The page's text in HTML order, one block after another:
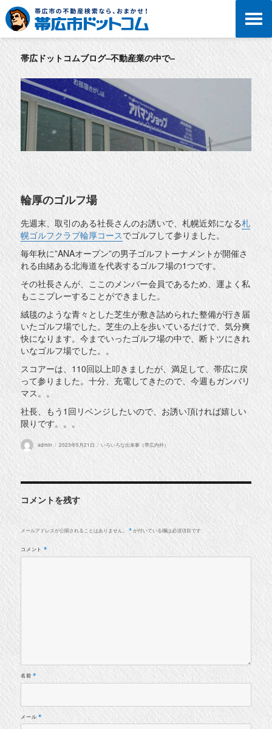
帯広ドットコムブログ–不動産業の中で–
輪厚のゴルフ場
先週末、取引のある社長さんのお誘いで、札幌近郊になる札
幌ゴルフクラブ輪厚コースでゴルフして参りました。
毎年秋に”ANAオープン”の男子ゴルフトーナメントが開催さ
れる由緒ある北海道を代表するゴルフ場の1つです。
その社長さんが、ここのメンバー会員であるため、運よく私
もここプレーすることができました。
絨毯のような青々とした芝生が敷き詰められた整備が行き届
いたゴルフ場でした。芝生の上を歩いているだけで、気分爽
快になります。今までいったゴルフ場の中で、断トツにきれ
いなゴルフ場でした。。
スコアーは、110回以上叩きましたが、満足して、帯広に戻
って参りました。十分、充電してきたので、今週もガンバリ
マス。。
社長、もう1回リベンジしたいので、お誘い頂ければ嬉しい
限りです。。。
投
admin
投
2023年5月21日
カいろいろな出来事（帯広内外）
コメントを残す
メールアドレスが公開されることはありません。 * が付いている欄は必須項目です
コメント *
名前*
メール *